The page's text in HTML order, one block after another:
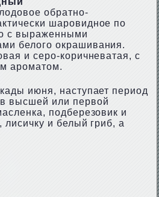
обратно-
шаровидное по
с выраженными
белого окрашивания.
и серо-коричневатая, с
ароматом.
июня, наступает период
высшей или первой
подберезовик и
лисичку и белый гриб, а